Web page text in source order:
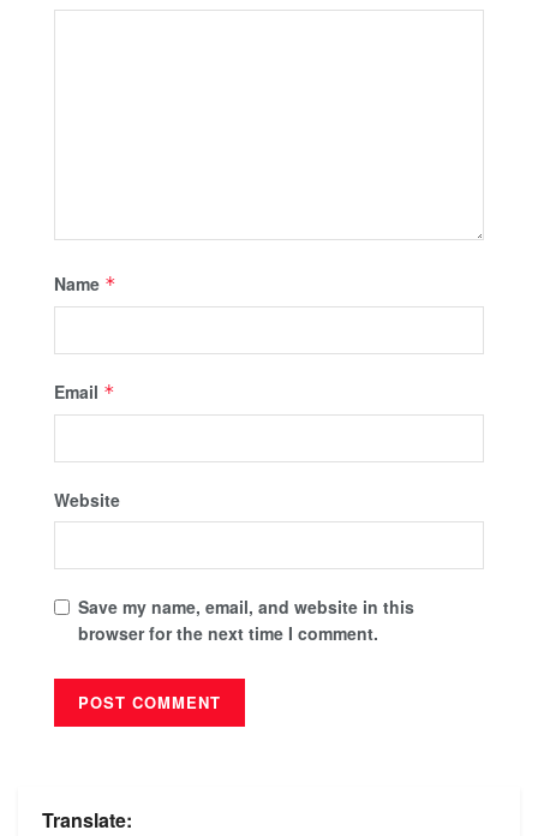
Name *
Email *
Website
Save my name, email, and website in this
browser for the next time I comment.
Translate: